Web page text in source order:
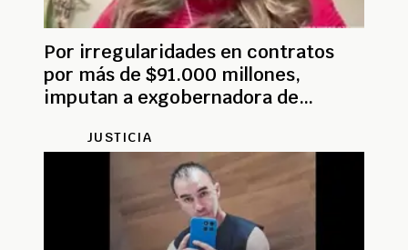
Por irregularidades en contratos
por más de $91.000 millones,
imputan a exgobernadora de
JUSTICIA